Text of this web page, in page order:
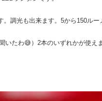
調光も出来ます。5から150ルー
たわ😅）2本のいずれかが使え